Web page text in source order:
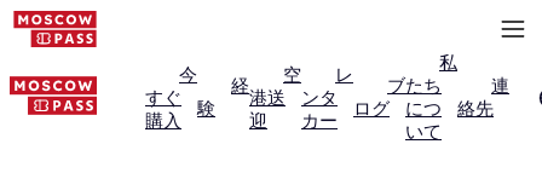
今
すぐ
購入
経
験
空
港送
迎
レ
ンタ
カー
ブ
ログ
私
たち
につ
いて
連
絡先